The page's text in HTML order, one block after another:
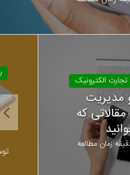
تجارت الکترونیک
مدیریت
که